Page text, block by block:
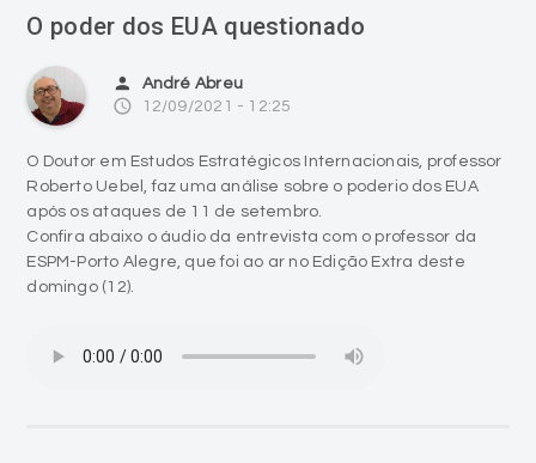
O poder dos EUA questionado
person André Abreu
access_time 12/09/2021 - 12:25
O Doutor em Estudos Estratégicos Internacionais, professor
Roberto Uebel, faz uma análise sobre o poderio dos EUA
após os ataques de 11 de setembro.
Confira abaixo o áudio da entrevista com o professor da
ESPM-Porto Alegre, que foi ao ar no Edição Extra deste
domingo (12).